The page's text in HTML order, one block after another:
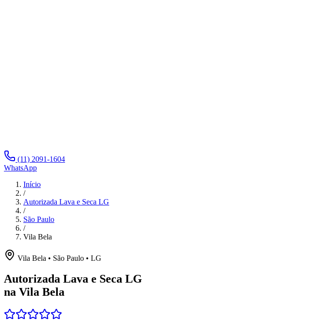
(11) 2091-1604
WhatsApp
Início
/
Autorizada Lava e Seca LG
/
São Paulo
/
Vila Bela
Vila Bela • São Paulo • LG
Autorizada Lava e Seca LG
na Vila Bela